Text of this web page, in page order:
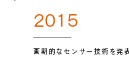
2015
画期的なセンサー技術を発